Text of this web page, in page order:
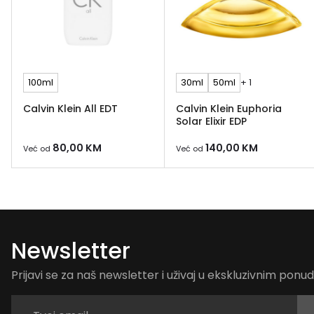
100ml
Calvin Klein All EDT
Već od 80,00 KM
30ml 50ml + 1
Calvin Klein Euphoria
Solar Elixir EDP
Već od 140,00 KM
Newsletter
Prijavi se za naš newsletter i uživaj u ekskluzivnim